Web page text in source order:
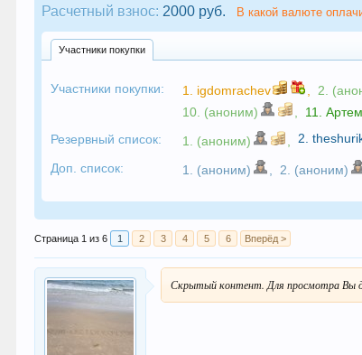
Расчетный взнос: 2000 руб. В какой валюте
Участники покупки
Участники покупки: 1. igdomrachev 2.
10. (аноним)
11.
Резервный список:
1. (аноним) 2.
Доп. список:
1. (аноним) 2. (аноним)
Страница 1 из 6 1 2 3 4 5 6 Вперёд >
Скрытый контент. Для просмотра Вы